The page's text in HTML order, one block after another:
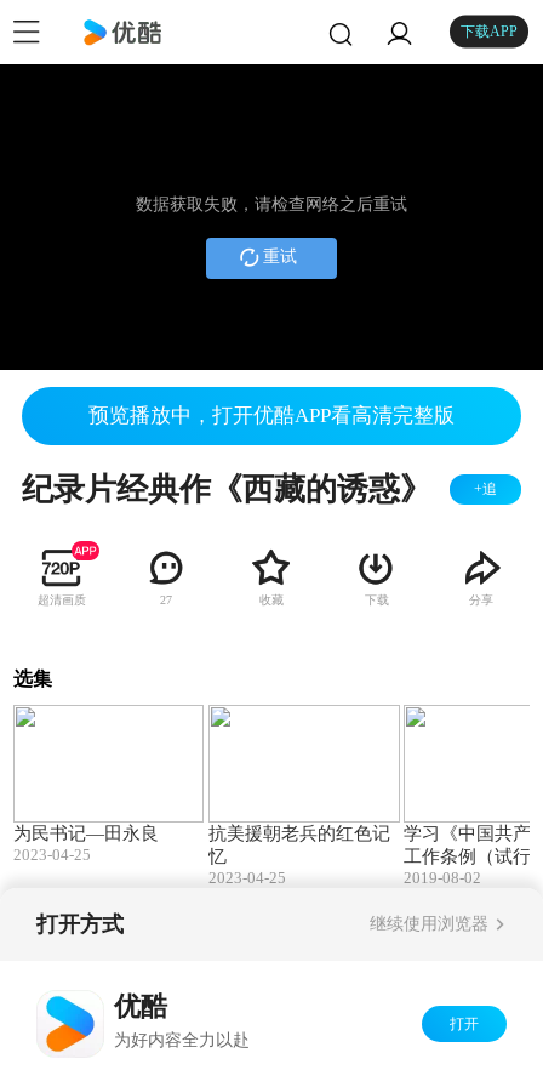
下载APP
数据获取失败，请检查网络之后重试
重试
预览播放中，打开优酷APP看高清完整版
纪录片经典作《西藏的诱惑》 +追
超清画质 27 收藏 下载 分享
选集
为民书记—田永良
2023-04-25
抗美援朝老兵的红色记
忆
2023-04-25
学习《中国共产
工作条例（试行
列动画视频
2019-08-02
打开方式 继续使用浏览器
优酷
为好内容全力以赴
打开